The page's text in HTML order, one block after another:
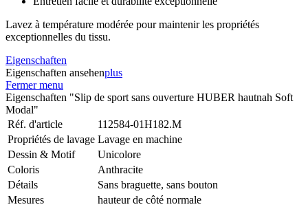
Lavez à température modérée pour maintenir les propriétés
exceptionnelles du tissu.
Eigenschaften
Eigenschaften ansehenplus
Fermer menu
Eigenschaften "Slip de sport sans ouverture HUBER hautnah Soft
Modal"
Réf. d'article
112584-01H182.M
Propriétés de lavage Lavage en machine
Dessin & Motif
Unicolore
Coloris
Anthracite
Détails
Sans braguette, sans bouton
Mesures
hauteur de côté normale